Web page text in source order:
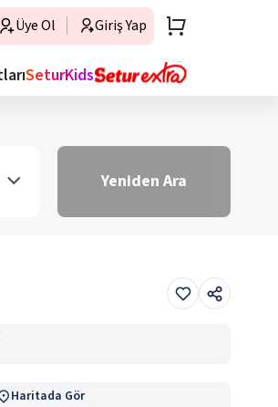
Üye Ol Giriş Yap
SeturKids
Yeniden Ara
Haritada Gör